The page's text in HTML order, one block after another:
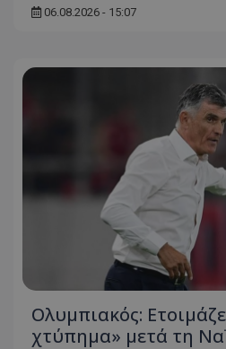
06.08.2026 - 15:07
Ολυμπιακός:
χτύπημα» μετά τη